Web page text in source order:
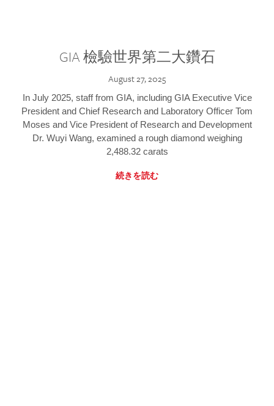
GIA 檢驗世界第二大鑽石
August 27, 2025
In July 2025, staff from GIA, including GIA Executive Vice
President and Chief Research and Laboratory Officer Tom
Moses and Vice President of Research and Development
Dr. Wuyi Wang, examined a rough diamond weighing
2,488.32 carats
続きを読む